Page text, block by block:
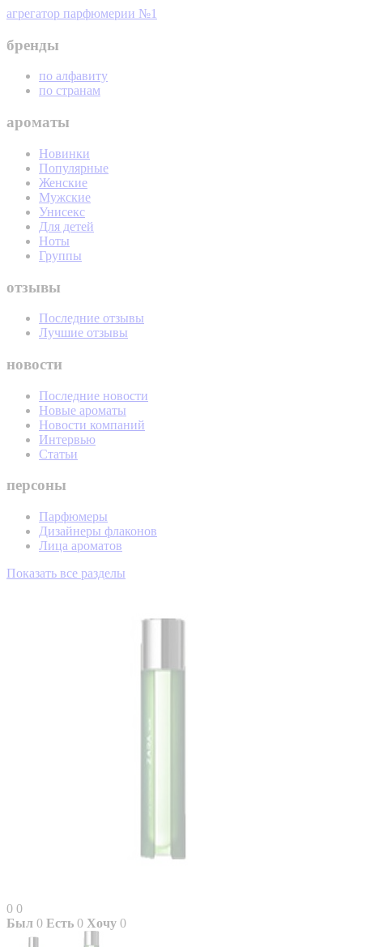
агрегатор парфюмерии №1
бренды
по алфавиту
по странам
ароматы
Новинки
Популярные
Женские
Мужские
Унисекс
Для детей
Ноты
Группы
отзывы
Последние отзывы
Лучшие отзывы
новости
Последние новости
Новые ароматы
Новости компаний
Интервью
Статьи
персоны
Парфюмеры
Дизайнеры флаконов
Лица ароматов
Показать все разделы
0 0
Был 0 Есть 0 Хочу 0